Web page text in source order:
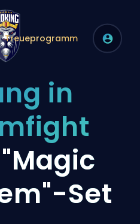
Treueprogramm
in
Set